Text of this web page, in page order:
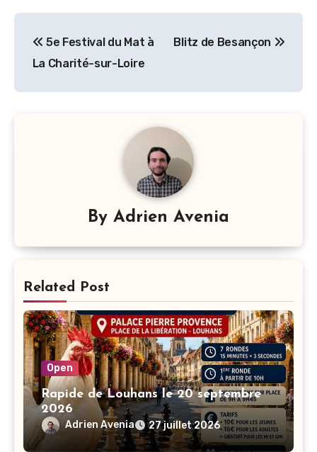
de
l’article
5e Festival du Mat à
La Charité-sur-Loire
Blitz de Besançon
By Adrien Avenia
Related Post
Open
Rapide de Louhans le 20 septembre
2026
Adrien Avenia 27 juillet 2026